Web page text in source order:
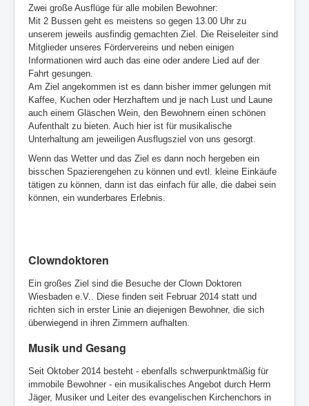
Zwei große Ausflüge für alle mobilen Bewohner:
Mit 2 Bussen geht es meistens so gegen 13.00 Uhr zu
unserem jeweils ausfindig gemachten Ziel. Die Reiseleiter sind
Mitglieder unseres Fördervereins und neben einigen
Informationen wird auch das eine oder andere Lied auf der
Fahrt gesungen.
Am Ziel angekommen ist es dann bisher immer gelungen mit
Kaffee, Kuchen oder Herzhaftem und je nach Lust und Laune
auch einem Gläschen Wein, den Bewohnern einen schönen
Aufenthalt zu bieten. Auch hier ist für musikalische
Unterhaltung am jeweiligen Ausflugsziel von uns gesorgt.
Wenn das Wetter und das Ziel es dann noch hergeben ein
bisschen Spazierengehen zu können und evtl. kleine Einkäufe
tätigen zu können, dann ist das einfach für alle, die dabei sein
können, ein wunderbares Erlebnis.
Clowndoktoren
Ein großes Ziel sind die Besuche der Clown Doktoren
Wiesbaden e.V.. Diese finden seit Februar 2014 statt und
richten sich in erster Linie an diejenigen Bewohner, die sich
überwiegend in ihren Zimmern aufhalten.
Musik und Gesang
Seit Oktober 2014 besteht - ebenfalls schwerpunktmäßig für
immobile Bewohner - ein musikalisches Angebot durch Herrn
Jäger, Musiker und Leiter des evangelischen Kirchenchors in